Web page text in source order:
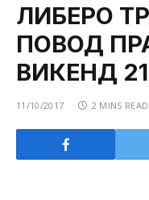
ЛИБЕРО
ПОВОД
ВИКЕНД
11/10/2017 2 MINS READ